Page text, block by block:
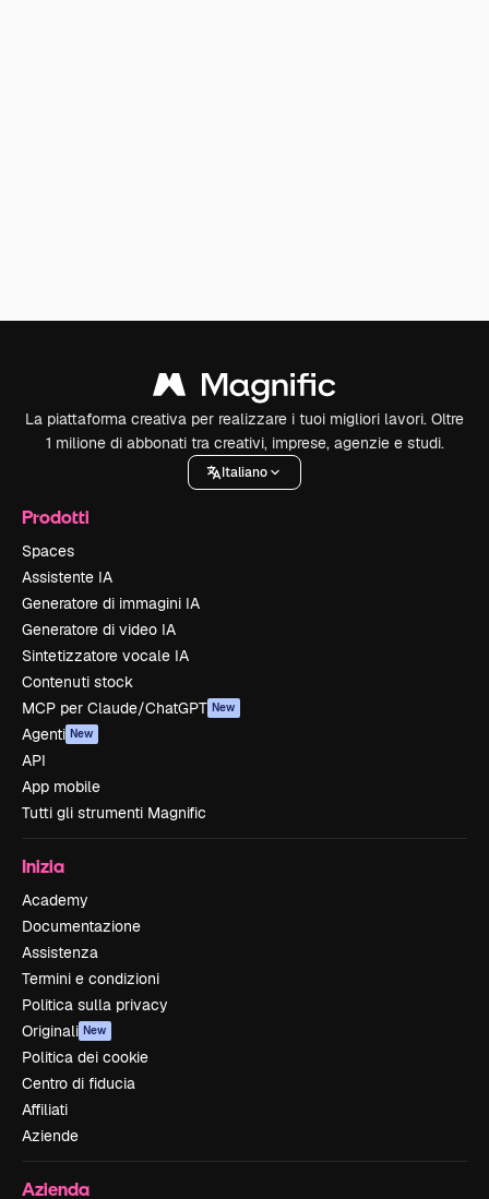
La piattaforma creativa per realizzare i tuoi migliori lavori. Oltre
1 milione di abbonati tra creativi, imprese, agenzie e studi.
Italiano
Prodotti
Spaces
Assistente IA
Generatore di immagini IA
Generatore di video IA
Sintetizzatore vocale IA
Contenuti stock
MCP per Claude/ChatGPT New
Agenti New
API
App mobile
Tutti gli strumenti Magnific
Inizia
Academy
Documentazione
Assistenza
Termini e condizioni
Politica sulla privacy
Originali New
Politica dei cookie
Centro di fiducia
Affiliati
Aziende
Azienda